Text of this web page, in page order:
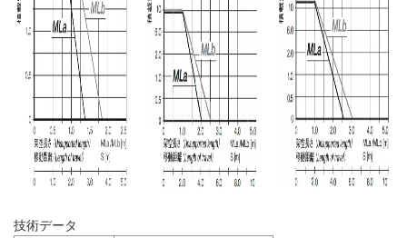
技術データ